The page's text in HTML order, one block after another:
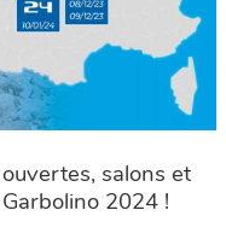
salons et
2024 !